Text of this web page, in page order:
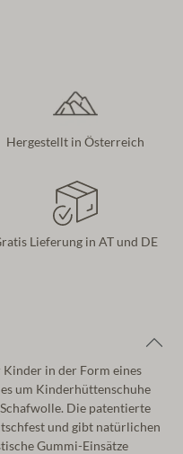
Hergestellt in Österreich
Lieferung in AT und DE
in der Form eines
um Kinderhüttenschuhe
Die patentierte
und gibt natürlichen
Gummi-Einsätze